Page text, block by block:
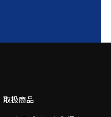
取扱商品